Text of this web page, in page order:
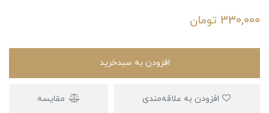
330,000 تومان
افزودن به سبدخرید
مقایسه